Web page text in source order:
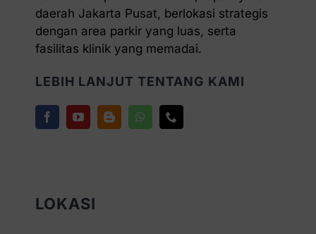
daerah Jakarta Pusat, berlokasi strategis
dengan area parkir yang luas, serta
fasilitas klinik yang memadai.
LEBIH LANJUT TENTANG KAMI
LOKASI